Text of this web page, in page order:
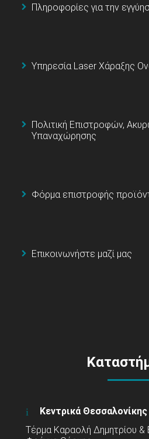
Πληροφορίες για την
Υπηρεσία Laser Χάραξης
Πολιτική Επιστροφών,
Υπαναχώρησης
Φόρμα επιστροφής
Επικοινωνήστε μαζί μας
Κεντρικά
Τέρμα Καραολή Δημητρίου &